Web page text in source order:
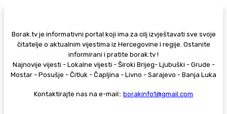
Borak.tv je informativni portal koji ima za cilj izvještavati sve svoje
čitatelje o aktualnim vijestima iz Hercegovine i regije. Ostanite
informirani i pratite borak.tv !
Najnovije vijesti - Lokalne vijesti - Široki Brijeg- Ljubuški - Grude -
Mostar - Posušje - Čitluk - Čapljina - Livno - Sarajevo - Banja Luka
Kontaktirajte nas na e-mail:: borakinfo1@gmail.com